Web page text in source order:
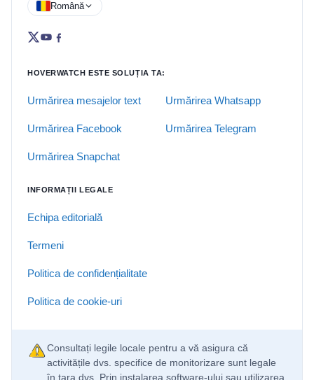
Română
HOVERWATCH ESTE SOLUȚIA TA:
Urmărirea mesajelor text Urmărirea Whatsapp
Urmărirea Facebook Urmărirea Telegram
Urmărirea Snapchat
INFORMAȚII LEGALE
Echipa editorială
Termeni
Politica de confidențialitate
Politica de cookie-uri
Consultați legile locale pentru a vă asigura că
activitățile dvs. specifice de monitorizare sunt legale
în țara dvs. Prin instalarea software-ului sau utilizarea